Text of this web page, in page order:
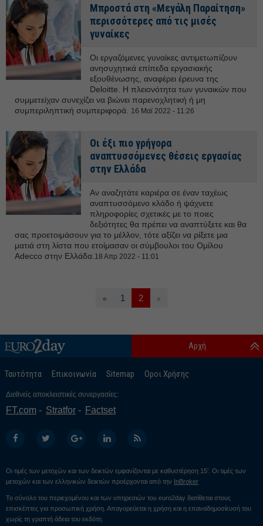
Μπροστά στη «Μεγάλη Παραίτηση»
περισσότερες από τις μισές
γυναίκες
Οι εργαζόμενες γυναίκες αντιμετωπίζουν
ανησυχητικά επίπεδα εργασιακής
εξουθένωσης, αναφέρει έρευνα της
Deloitte. Η πλειονότητα των γυναικών που
συμμετείχαν συνεχίζει να βιώνει παρενοχλητική ή μη
συμπεριληπτική συμπεριφορά.
16 Μαϊ 2022 - 11:26
Οι έξι πιο γρήγορα
αναπτυσσόμενες θέσεις εργασίας
στην Ελλάδα
Αν αναζητάτε καριέρα σε έναν ταχέως
αναπτυσσόμενο κλάδο ή ψάχνετε
πληροφορίες σχετικές με το ποιες
δεξιότητες θα πρέπει να αναπτύξετε και θα
σας προετοιμάσουν για το μέλλον, τότε αξίζει να ρίξετε μια
ματιά στη λίστα που ετοίμασαν οι σύμβουλοι του Ομίλου
Adecco στην Ελλάδα. 18 Απρ 2022 - 11:01
« 1 2 »
Ταυτότητα Επικοινωνία Sitemap Οροι Χρήσης
Αρχή
Διεθνείς αποκλειστικές συνεργασίες:
FT.com Stratfor Factset
Οι τιμές των μετοχών και των δεικτών εμφανίζονται με καθυστέρηση 15’. Οι τιμές των
μετοχών και των ελληνικών δεικτών προέρχονται από την InBroker
Το σύνολο του περιεχομένου και των υπηρεσιών του euro2day διατίθεται στους
επισκέπτες για προσωπική χρήση. Απαγορεύεται η χρήση και η επαναδημοσίευσή του
χωρίς τη γραπτή άδεια του εκδότη.